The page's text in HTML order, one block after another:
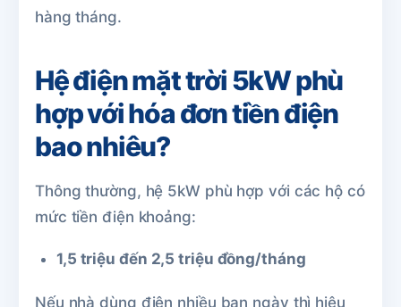
hàng tháng.
Hệ điện mặt trời 5kW phù
hợp với hóa đơn tiền điện
bao nhiêu?
Thông thường, hệ 5kW phù hợp với các hộ có
mức tiền điện khoảng:
1,5 triệu đến 2,5 triệu đồng/tháng
Nếu nhà dùng điện nhiều ban ngày thì hiệu